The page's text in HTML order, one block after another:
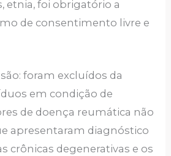
etnia, foi obrigatório a
de consentimento livre e
foram excluídos da
em condição de
de doença reumática não
apresentaram diagnóstico
crônicas degenerativas e os